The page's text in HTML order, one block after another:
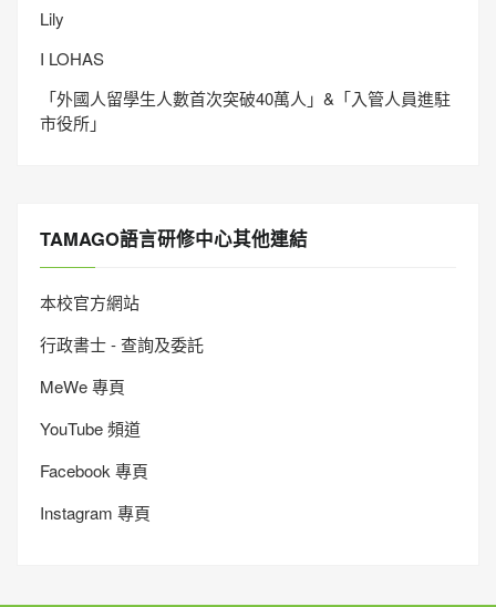
Lily
I LOHAS
「外國人留學生人數首次突破40萬人」&「入管人員進駐
市役所」
TAMAGO語言研修中心其他連結
本校官方網站
行政書士 - 查詢及委託
MeWe 專頁
YouTube 頻道
Facebook 專頁
Instagram 專頁